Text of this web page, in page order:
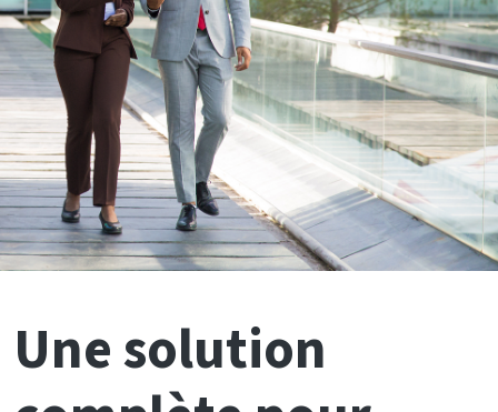
Une solution